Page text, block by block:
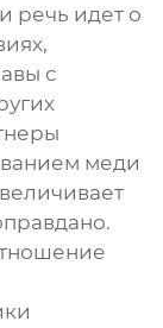
речь идет о
с
меди